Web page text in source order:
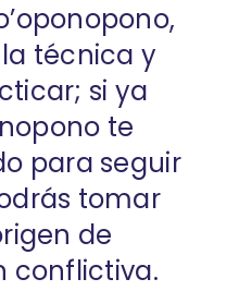
técnica y
si ya
te
para seguir
tomar
de
conflictiva.